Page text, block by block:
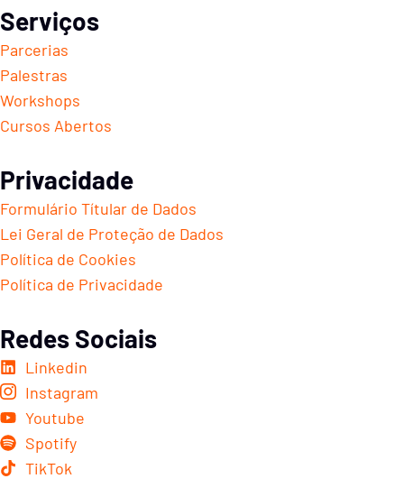
Serviços
Parcerias
Palestras
Workshops
Cursos Abertos
Privacidade
Formulário Títular de Dados
Lei Geral de Proteção de Dados
Política de Cookies
Política de Privacidade
Redes Sociais
Linkedin
Instagram
Youtube
Spotify
TikTok